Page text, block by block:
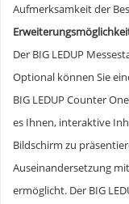
Aufmerksamkeit der
Der BIG LEDUP
Optional können Sie
BIG LEDUP Counter
es Ihnen, interaktive
Bildschirm zu
Auseinandersetzung
ermöglicht. Der BIG